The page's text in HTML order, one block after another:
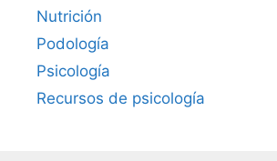
Nutrición
Podología
Psicología
Recursos de psicología